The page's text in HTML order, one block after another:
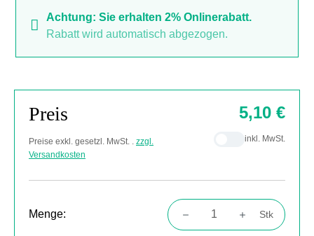
Achtung: Sie erhalten 2% Onlinerabatt.
Rabatt wird automatisch abgezogen.
Preis
Preise exkl. gesetzl. MwSt. . zzgl.
Versandkosten
5,10 €
inkl. MwSt.
Menge:
Produkt Anzahl: Gib den gewünschten
Stk